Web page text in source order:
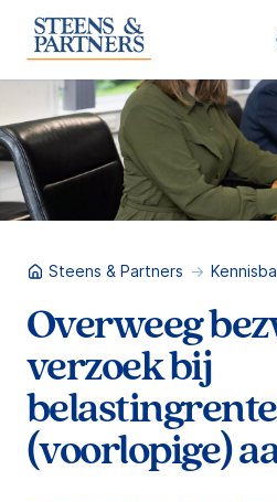
Steens & Partners
Overweeg
verzoek bij
belastingrente
(voorlopige)